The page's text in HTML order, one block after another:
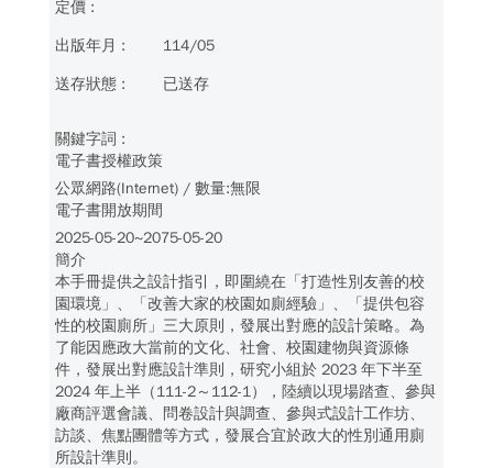
114/05
已送存
電子書授權政策
公眾網路(Internet) / 數量:無限
電子書開放期間
2025-05-20~2075-05-20
簡介
本手冊提供之設計指引，即圍繞在「打造性別友善的校
園環境」、「改善大家的校園如廁經驗」、「提供包容
性的校園廁所」三大原則，發展出對應的設計策略。為
了能因應政大當前的文化、社會、校園建物與資源條
件，發展出對應設計準則，研究小組於 2023 年下半至
2024 年上半（111-2～112-1），陸續以現場踏查、參與
廠商評選會議、問卷設計與調查、參與式設計工作坊、
訪談、焦點團體等方式，發展合宜於政大的性別通用廁
所設計準則。